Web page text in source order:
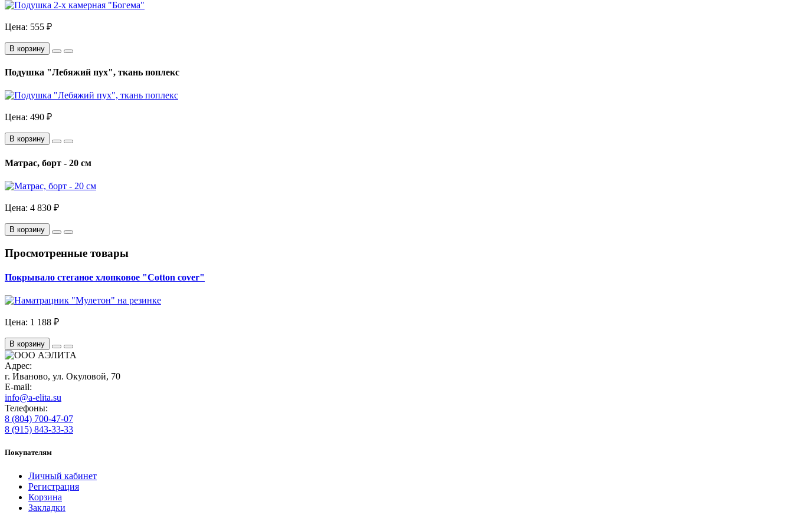
Цена: 555 ₽
В корзину
Подушка "Лебяжий пух", ткань поплекс
Цена: 490 ₽
В корзину
Матрас, борт - 20 см
Цена: 4 830 ₽
В корзину
Просмотренные товары
Покрывало стеганое хлопковое "Cotton cover"
Цена: 1 188 ₽
В корзину
Адрес:
г. Иваново, ул. Окуловой, 70
E-mail:
info@a-elita.su
Телефоны:
8 (804) 700-47-07
8 (915) 843-33-33
Покупателям
Личный кабинет
Регистрация
Корзина
Закладки